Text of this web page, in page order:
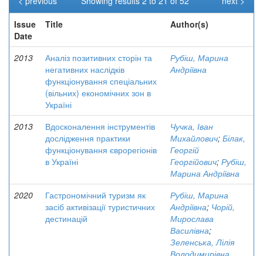
Issue
Date
Title Author(s)
2013
Аналіз позитивних сторін та
негативних наслідків
функціонування спеціальних
(вільних) економічних зон в
Україні
Рубіш, Марина
Андріївна
2013
Вдосконалення інструментів
дослідження практики
функціонування єврорегіонів
в Україні
Чучка, Іван
Михайлович; Білак,
Георгій
Георгійович; Рубіш,
Марина Андріївна
2020
Гастрономічний туризм як
засіб активізації туристичних
дестинацій
Рубіш, Марина
Андріївна; Чорій,
Мирослава
Василівна;
Зеленська, Лілія
Володимирівна